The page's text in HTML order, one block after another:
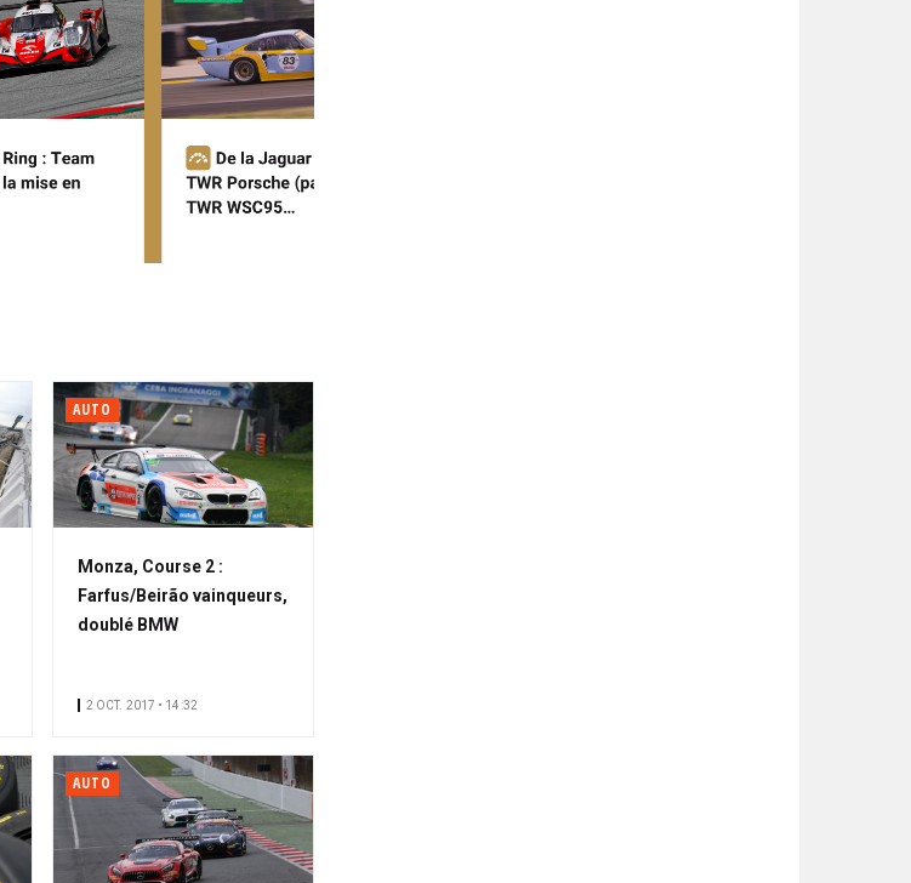
AUTO
Monza, Course 2 :
Farfus/Beirão vainqueurs,
doublé BMW
2 OCT. 2017 • 14:32
AUTO